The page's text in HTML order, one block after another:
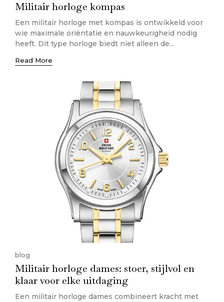
Militair horloge kompas
Een militair horloge met kompas is ontwikkeld voor
wie maximale oriëntatie en nauwkeurigheid nodig
heeft. Dit type horloge biedt niet alleen de...
Read More
blog
Militair horloge dames: stoer, stijlvol en
klaar voor elke uitdaging
Een militair horloge dames combineert kracht met